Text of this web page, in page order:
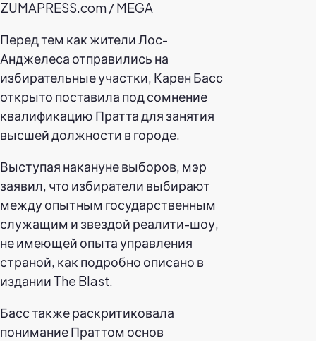
ZUMAPRESS.com / MEGA
Перед тем как жители Лос-
Анджелеса отправились на
избирательные участки, Карен Басс
открыто поставила под сомнение
квалификацию Пратта для занятия
высшей должности в городе.
Выступая накануне выборов, мэр
заявил, что избиратели выбирают
между опытным государственным
служащим и звездой реалити-шоу,
не имеющей опыта управления
страной, как подробно описано в
издании The Blast.
Басс также раскритиковала
понимание Праттом основ